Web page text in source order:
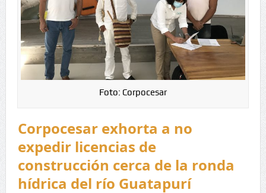
Foto: Corpocesar
Corpocesar exhorta a no
expedir licencias de
construcción cerca de la ronda
hídrica del río Guatapurí